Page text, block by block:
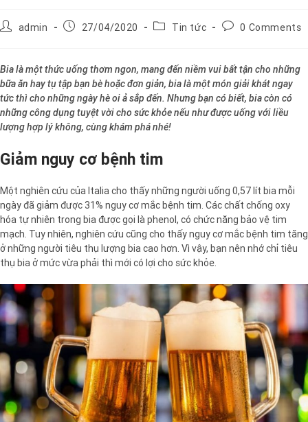
admin 27/04/2020 Tin tức 0 Comments
Bia là một thức uống thơm ngon, mang đến niềm vui bất tận cho những
bữa ăn hay tụ tập bạn bè hoặc đơn giản, bia là một món giải khát ngay
tức thì cho những ngày hè oi ả sắp đến. Nhưng bạn có biết, bia còn có
những công dụng tuyệt vời cho sức khỏe nếu như được uống với liều
lượng hợp lý không, cùng khám phá nhé!
Giảm nguy cơ bệnh tim
Một nghiên cứu của Italia cho thấy những người uống 0,57 lít bia mỗi
ngày đã giảm được 31% nguy cơ mắc bệnh tim. Các chất chống oxy
hóa tự nhiên trong bia được gọi là phenol, có chức năng bảo vệ tim
mạch. Tuy nhiên, nghiên cứu cũng cho thấy nguy cơ mắc bệnh tim tăng
ở những người tiêu thụ lượng bia cao hơn. Vì vậy, bạn nên nhớ chỉ tiêu
thụ bia ở mức vừa phải thì mới có lợi cho sức khỏe.